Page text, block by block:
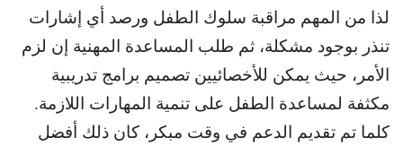
لذا من المهم مراقبة سلوك الطفل ورصد أي إشارات
تنذر بوجود مشكلة، ثم طلب المساعدة المهنية إن لزم
الأمر، حيث يمكن للأخصائيين تصميم برامج تدريبية
مكثفة لمساعدة الطفل على تنمية المهارات اللازمة.
كلما تم تقديم الدعم في وقت مبكر، كان ذلك أفضل